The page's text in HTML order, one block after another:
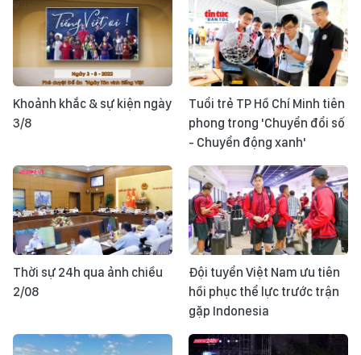
Khoảnh khắc & sự kiện ngày
3/8
Tuổi trẻ TP Hồ Chí Minh tiên
phong trong 'Chuyển đổi số
- Chuyển động xanh'
Thời sự 24h qua ảnh chiều
2/08
Đội tuyển Việt Nam ưu tiên
hồi phục thể lực trước trận
gặp Indonesia